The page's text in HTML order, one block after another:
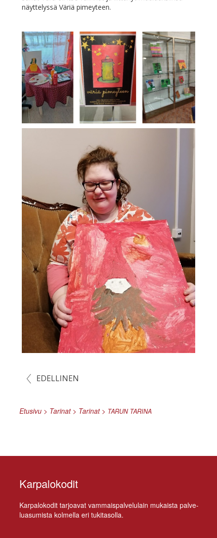
näyt­te­lys­sä Vä­riä pimeyteen.
EDELLINEN
Etusivu > Tarinat> Tarinat> TARUN TARINA
Karpalokodit
Kar­pa­lo­ko­dit tar­joa­vat vam­mais­pal­ve­lu­lain mu­kais­ta pal­ve­
lua­su­mis­ta kol­mel­la eri tukitasolla.